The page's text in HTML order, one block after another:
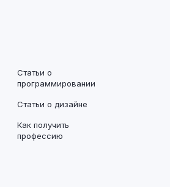
Статьи о
программировании
Статьи о дизайне
Как получить
профессию